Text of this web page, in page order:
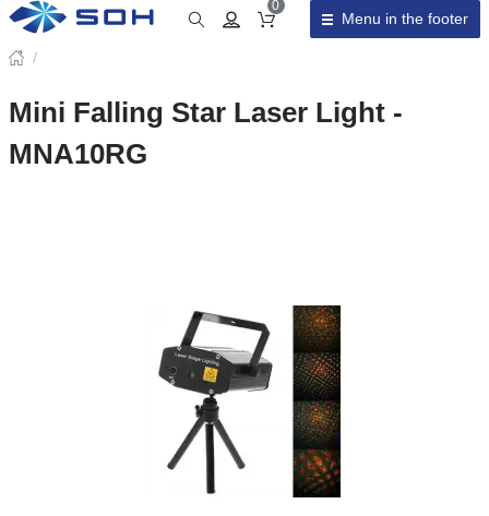
Cart total
0
Menu in the footer
/
Mini Falling Star Laser Light -
MNA10RG